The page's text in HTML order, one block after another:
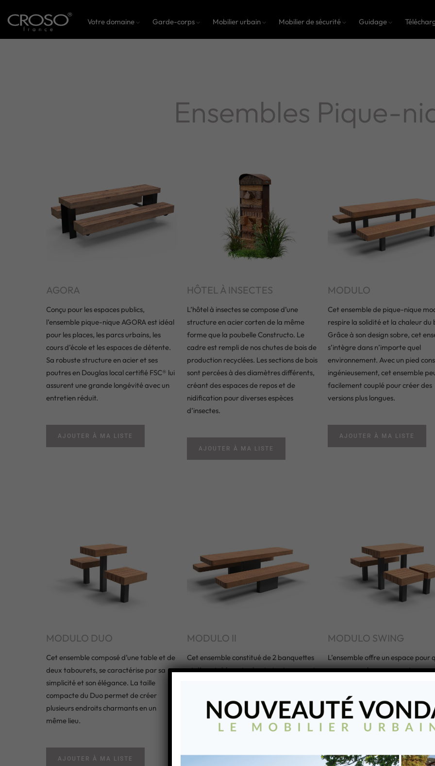
Votre domaine Garde-corps Mobilier urbain Mobilier de sécurité Guidage
Ensembles Pique-
AGORA
Conçu pour les espaces publics,
l’ensemble pique-nique AGORA est idéal
pour les places, les parcs urbains, les
cours d’école et les espaces de détente.
Sa robuste structure en acier et ses
poutres en Douglas local certifié FSC® lui
assurent une grande longévité avec un
entretien réduit.
AJOUTER À MA LISTE
HÔTEL À INSECTES
L’hôtel à insectes se compose d’une
structure en acier corten de la même
forme que la poubelle Constructo. Le
cadre est rempli de nos chutes de bois de
production recyclées. Les sections de bois
sont percées à des diamètres différents,
créant des espaces de repos et de
nidification pour diverses espèces
d’insectes.
AJOUTER À MA LISTE
MODULO
Cet ensemble de pique-nique
respire la solidité et la chaleur du
Grâce à son design sobre, cet
s’intègre dans n’importe quel
environnement. Avec un pied
ingénieusement, cet ensemble
facilement couplé pour créer des
versions plus longues.
AJOUTER À MA LISTE
MODULO DUO
Cet ensemble composé d’une table et de
deux tabourets, se caractérise par sa
simplicité et son élégance. La taille
compacte du Duo permet de créer
plusieurs endroits charmants en un
même lieu.
AJOUTER À MA LISTE
MODULO II
Cet ensemble constitué de 2 banquettes
et d’une table, est robuste tout en ayant
scène de rue moderne.
MODULO SWING
L’ensemble offre un espace pour
personnes, chacune ayant son
séparés et d’une table crée une
atmosphère agréable.